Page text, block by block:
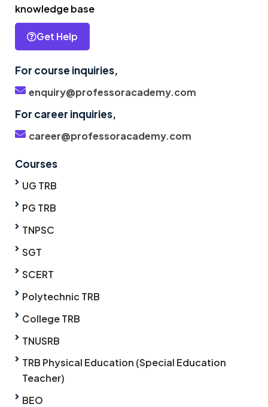
knowledge base
Get Help
For course inquiries,
enquiry@professoracademy.com
For career inquiries,
career@professoracademy.com
Courses
UG TRB
PG TRB
TNPSC
SGT
SCERT
Polytechnic TRB
College TRB
TNUSRB
TRB Physical Education (Special Education
Teacher)
BEO